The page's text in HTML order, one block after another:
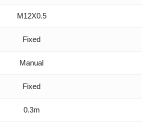
M12X0.5
Fixed
Manual
Fixed
0.3m